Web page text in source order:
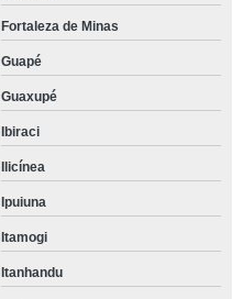
Fortaleza de Minas
Guapé
Guaxupé
Ibiraci
Ilicínea
Ipuiuna
Itamogi
Itanhandu